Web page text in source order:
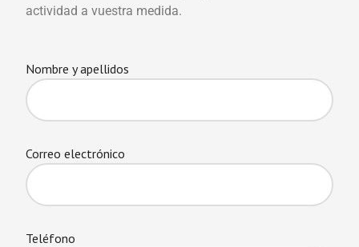
actividad a vuestra medida.
Nombre y apellidos
Correo electrónico
Teléfono